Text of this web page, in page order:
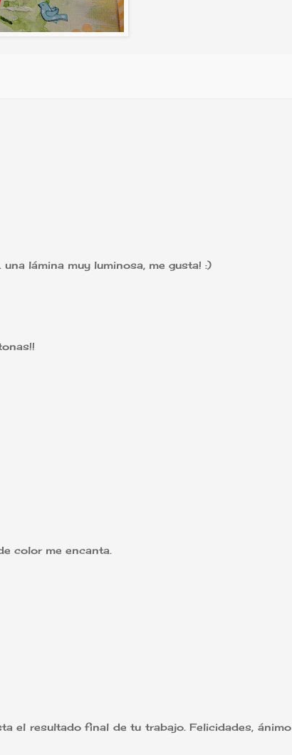
lámina muy luminosa, me gusta! :)
color me encanta.
el resultado final de tu trabajo. Felicidades, ánimo